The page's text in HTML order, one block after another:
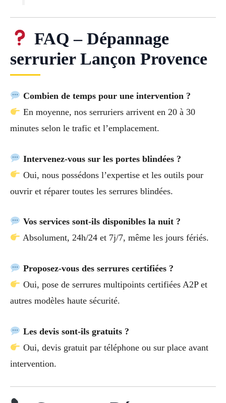
FAQ – Dépannage
serrurier Lançon Provence
Combien de temps pour une intervention ?
En moyenne, nos serruriers arrivent en 20 à 30
minutes selon le trafic et l’emplacement.
Intervenez-vous sur les portes blindées ?
Oui, nous possédons l’expertise et les outils pour
ouvrir et réparer toutes les serrures blindées.
Vos services sont-ils disponibles la nuit ?
Absolument, 24h/24 et 7j/7, même les jours fériés.
Proposez-vous des serrures certifiées ?
Oui, pose de serrures multipoints certifiées A2P et
autres modèles haute sécurité.
Les devis sont-ils gratuits ?
Oui, devis gratuit par téléphone ou sur place avant
intervention.